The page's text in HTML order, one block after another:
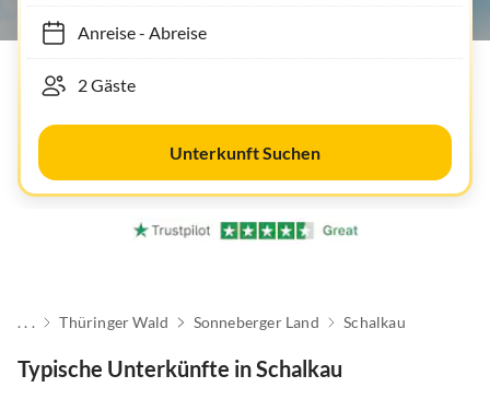
Anreise- Abreise
Unterkunft Suchen
. . . Thüringer Wald Sonneberger Land Schalkau
Typische Unterkünfte in Schalkau